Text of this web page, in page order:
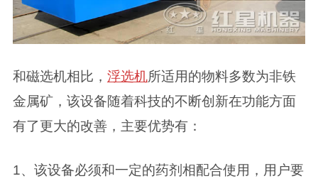
和磁选机相比， 浮选机所适用的物料多数为非铁
金属矿，该设备随着科技的不断创新在功能方面
有了更大的改善，主要优势有：
1、该设备必须和一定的药剂相配合使用，用户要